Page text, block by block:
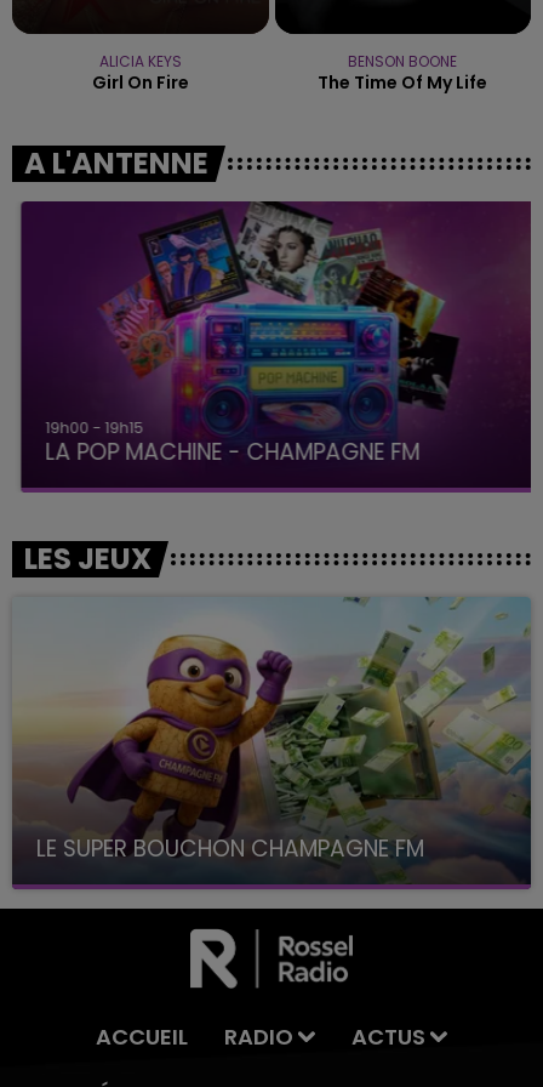
ALICIA KEYS
Girl On Fire
BENSON BOONE
The Time Of My Life
A L'ANTENNE
19h00 - 19h15
LA POP MACHINE - CHAMPAGNE FM
LES JEUX
LE SUPER BOUCHON CHAMPAGNE FM
avec La Famille Champagne FM, à 8H10
ACCUEIL RADIO
ACTUS